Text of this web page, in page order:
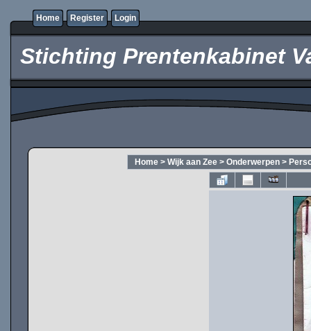
Home Register Login
Stichting Prentenkabinet
Home > Wijk aan Zee > Onderwerpen >